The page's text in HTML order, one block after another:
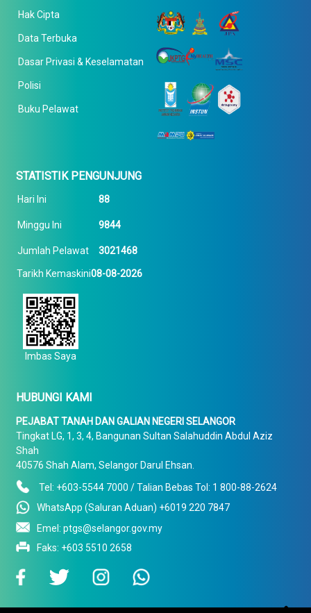
Hak Cipta
Data Terbuka
Dasar Privasi & Keselamatan
Polisi
Buku Pelawat
STATISTIK PENGUNJUNG
Hari Ini 88
Minggu Ini 9844
Jumlah Pelawat 3021468
Tarikh Kemaskini08-08-2026
Imbas Saya
HUBUNGI KAMI
PEJABAT TANAH DAN GALIAN NEGERI SELANGOR
Tingkat LG, 1, 3, 4, Bangunan Sultan Salahuddin Abdul Aziz
Shah
40576 Shah Alam, Selangor Darul Ehsan.
Tel: +603-5544 7000 / Talian Bebas Tol: 1 800-88-2624
WhatsApp (Saluran Aduan) +6019 220 7847
Emel: ptgs@selangor.gov.my
Faks: +603 5510 2658